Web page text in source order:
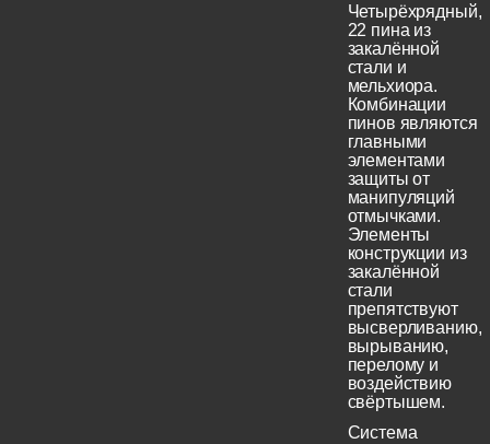
Четырёхрядный,
22 пина из
закалённой
стали и
мельхиора.
Комбинации
пинов являются
главными
элементами
защиты от
манипуляций
отмычками.
Элементы
конструкции из
закалённой
стали
препятствуют
высверливанию,
вырыванию,
перелому и
воздействию
свёртышем.
Система